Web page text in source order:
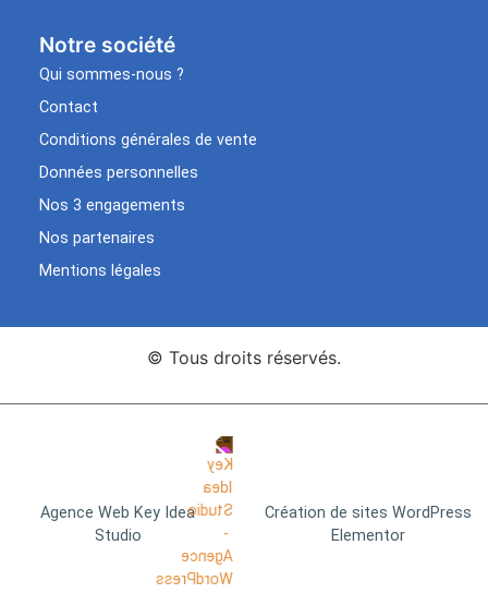
Notre société
Qui sommes-nous ?
Contact
Conditions générales de vente
Données personnelles
Nos 3 engagements
Nos partenaires
Mentions légales
© Tous droits réservés.
Agence Web Key Idea
Studio
Création de sites WordPress
Elementor